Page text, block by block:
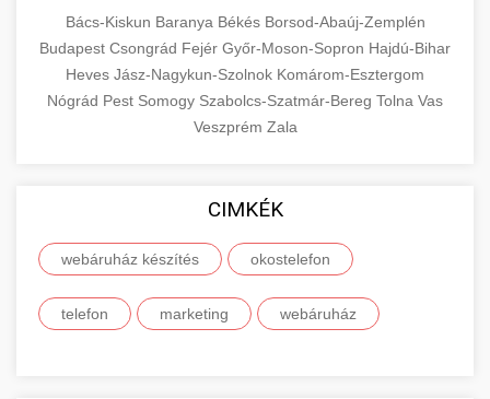
Bács-Kiskun Baranya Békés Borsod-Abaúj-Zemplén
Budapest Csongrád Fejér Győr-Moson-Sopron Hajdú-Bihar
Heves Jász-Nagykun-Szolnok Komárom-Esztergom
Nógrád Pest Somogy Szabolcs-Szatmár-Bereg Tolna Vas
Veszprém Zala
CIMKÉK
webáruház készítés okostelefon
telefon marketing webáruház